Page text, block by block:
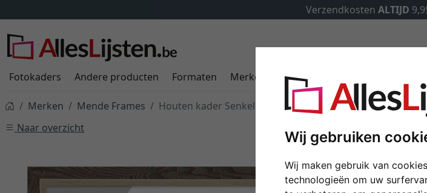
Wij gebruiken
Wij maken gebruik van
technologieën om uw
Verzendkosten ALTIJD
Fotokaders Andere producten Formaten Merken Kaders op maat
Merken Mende Frames
Houten kader Senkele op maat
Naar overzicht